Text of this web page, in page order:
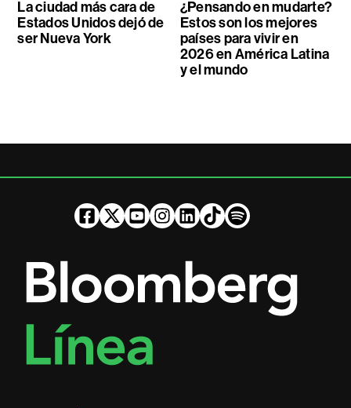
La ciudad más cara de
Estados Unidos dejó de
ser Nueva York
¿Pensando en mudarte?
Estos son los mejores
países para vivir en
2026 en América Latina
y el mundo